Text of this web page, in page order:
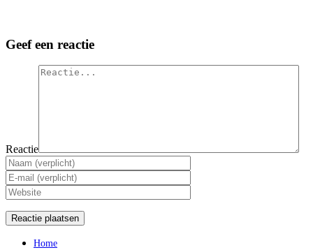
Geef een reactie
Reactie
Home